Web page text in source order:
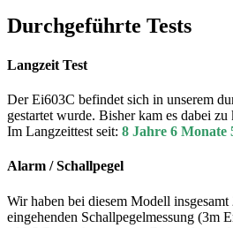
Durchgeführte Tests
Langzeit Test
Der Ei603C befindet sich in unserem
gestartet wurde. Bisher kam es dabei
Im Langzeittest seit: 8 Jahre 6 Monate
Alarm / Schallpegel
Wir haben bei diesem Modell
eingehenden Schallpegelmessung (3m